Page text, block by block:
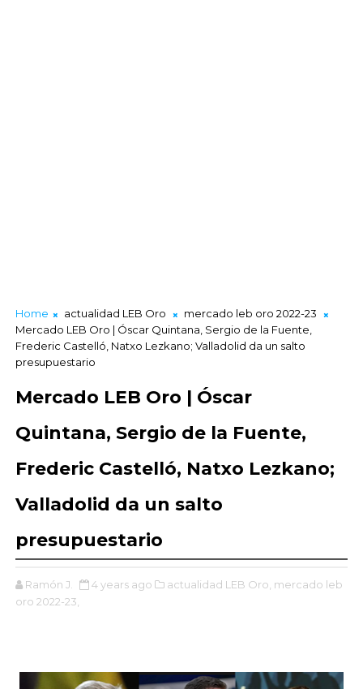
Home actualidad LEB Oro
mercado leb oro 2022-23
Mercado LEB Oro | Óscar Quintana, Sergio de la Fuente,
Frederic Castelló, Natxo Lezkano; Valladolid da un salto
presupuestario
Mercado LEB Oro | Óscar
Quintana, Sergio de la Fuente,
Frederic Castelló, Natxo Lezkano;
Valladolid da un salto
presupuestario
Ramón J. 4 years ago actualidad LEB Oro, mercado leb
oro 2022-23,